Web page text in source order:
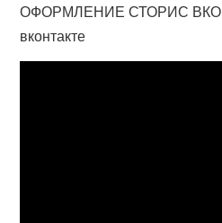
ОФОРМЛЕНИЕ СТОРИС
вконтакте